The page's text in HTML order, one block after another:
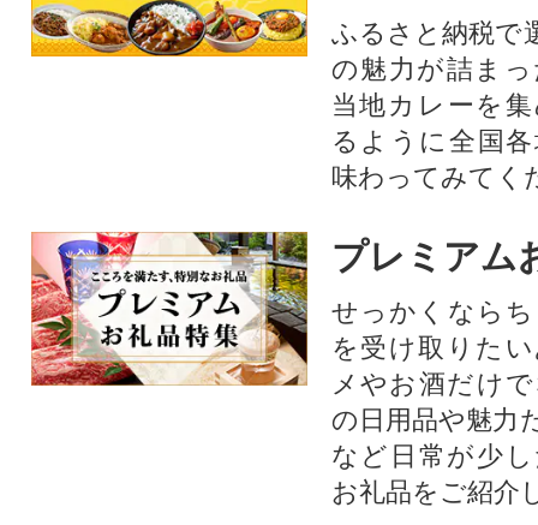
ふるさと納税で
の魅力が詰ま
当地カレーを
るように全国
味わってみてく
プレミアム
せっかくなら
を受け取りた
メやお酒だけ
の日用品や魅力
など日常が少
お礼品をご紹介